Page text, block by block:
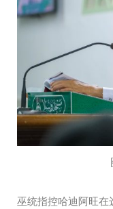
巫统指控哈迪阿旺在